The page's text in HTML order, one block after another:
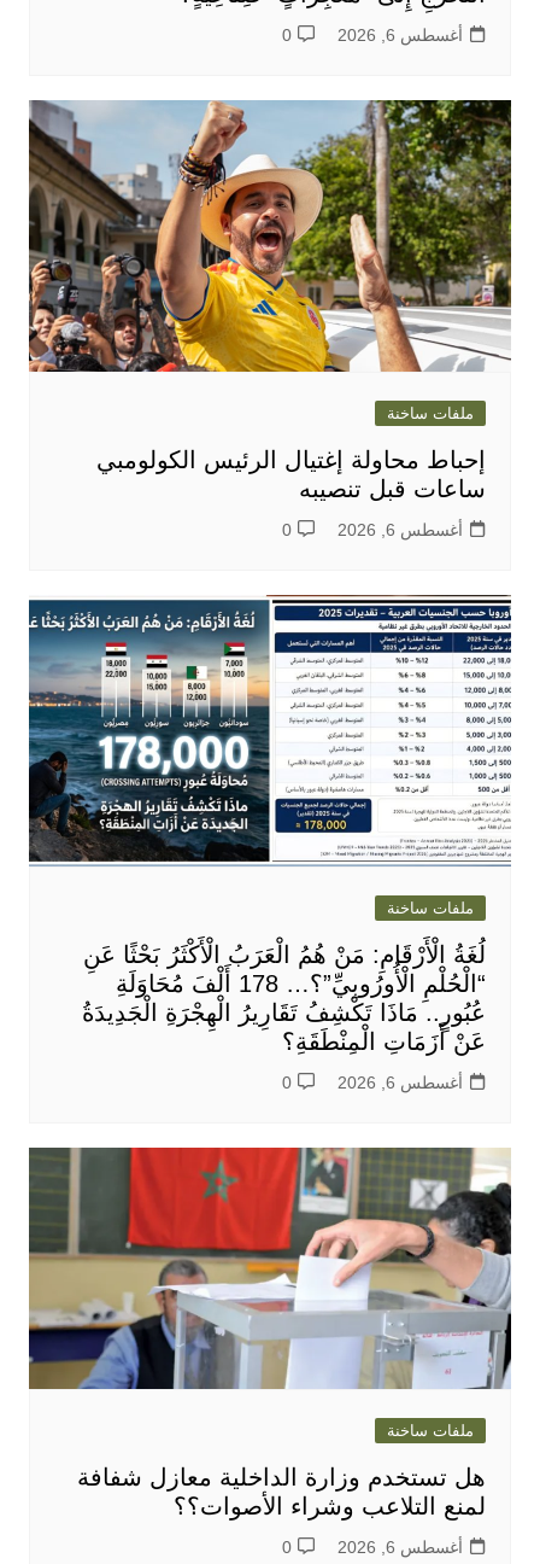
أغسطس 6, 2026 0
ملفات ساخنة
إحباط محاولة إغتيال الرئيس الكولومبي
ساعات قبل تنصيبه
أغسطس 6, 2026 0
ملفات ساخنة
لُغَةُ الْأَرْقَامِ: مَنْ هُمُ الْعَرَبُ الْأَكْثَرُ بَحْثًا عَنِ
“الْحُلْمِ الْأُورُوبِيِّ”؟… 178 أَلْفَ مُحَاوَلَةِ
عُبُورٍ.. مَاذَا تَكْشِفُ تَقَارِيرُ الْهِجْرَةِ الْجَدِيدَةُ
عَنْ أَزَمَاتِ الْمِنْطَقَةِ؟
أغسطس 6, 2026 0
ملفات ساخنة
هل تستخدم وزارة الداخلية معازل شفافة
لمنع التلاعب وشراء الأصوات؟؟
أغسطس 6, 2026 0